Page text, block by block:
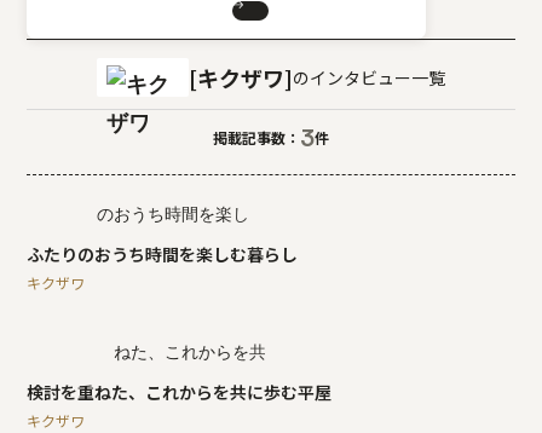
キクザワ のインタビュー一覧
掲載記事数： 3件
ふたりのおうち時間を楽しむ暮らし
キクザワ
検討を重ねた、これからを共に歩む平屋
キクザワ